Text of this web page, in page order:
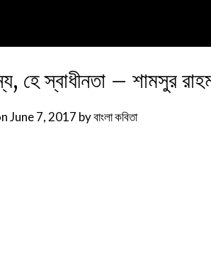
হে স্বাধীনতা – শামসুর
June 7, 2017 byবাংলা কবিতা